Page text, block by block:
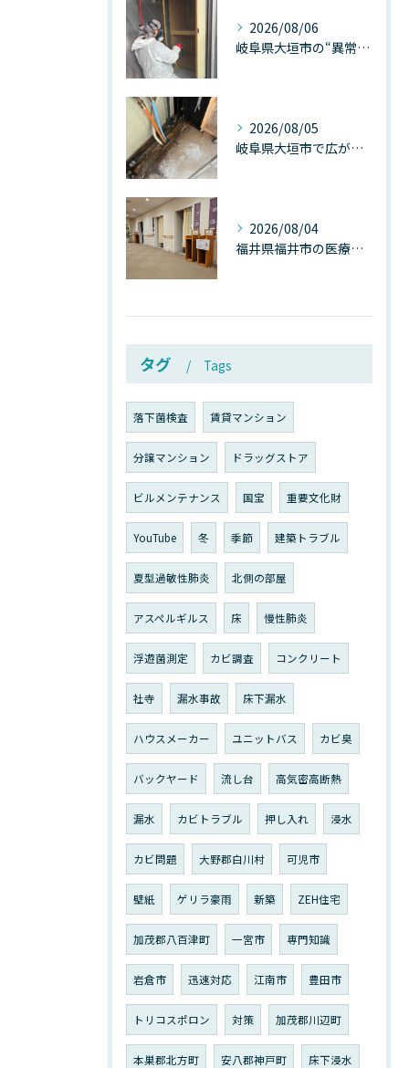
2026/08/06
岐阜県大垣市の“異常に高い気温”が建物内部を腐らせる──深層カビが爆発的に増える本当の理由
2026/08/05
岐阜県大垣市で広がる“深層カビ汚染”──なぜ除カビが必要なのか、建物内部で起きている見えない危機
2026/08/04
福井県福井市の医療施設で広がる“見えないカビ汚染”──なぜ除カビが必須なのか、その本質を徹底解説
タグ Tags
落下菌検査 賃貸マンション
分譲マンション ドラッグストア
ビルメンテナンス 国宝 重要文化財
YouTube 冬 季節 建築トラブル
夏型過敏性肺炎 北側の部屋
アスペルギルス 床 慢性肺炎
浮遊菌測定 カビ調査 コンクリート
社寺 漏水事故 床下漏水
ハウスメーカー ユニットバス カビ臭
バックヤード 流し台 高気密高断熱
漏水 カビトラブル 押し入れ 浸水
カビ問題 大野郡白川村 可児市
壁紙 ゲリラ豪雨 新築 ZEH住宅
加茂郡八百津町 一宮市 専門知識
岩倉市 迅速対応 江南市 豊田市
トリコスポロン 対策 加茂郡川辺町
本巣郡北方町 安八郡神戸町 床下浸水